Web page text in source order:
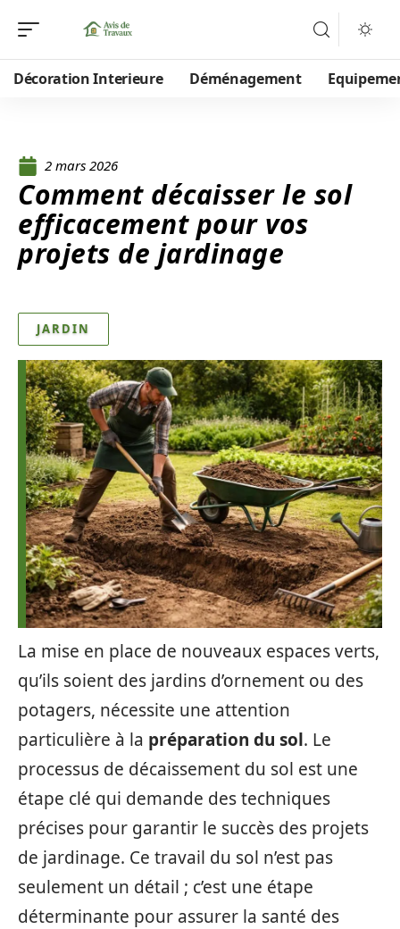
Décoration Interieure Déménagement
2 mars 2026
Comment décaisser le sol
efficacement pour vos
projets de jardinage
JARDIN
La mise en place de nouveaux espaces verts,
qu’ils soient des jardins d’ornement ou des
potagers, nécessite une attention
particulière à la préparation du sol. Le
processus de décaissement du sol est une
étape clé qui demande des techniques
précises pour garantir le succès des projets
de jardinage. Ce travail du sol n’est pas
seulement un détail ; c’est une étape
déterminante pour assurer la santé des